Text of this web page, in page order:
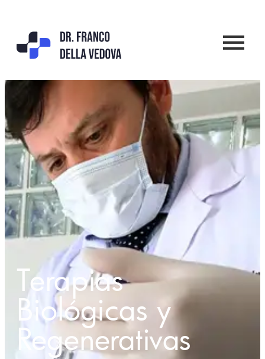
Terapias
Biológicas y
Regenerativas